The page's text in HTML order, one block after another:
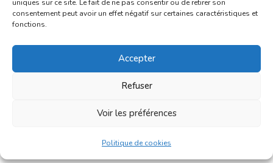
uniques sur ce site. Le fait de ne pas consentir ou de retirer son
consentement peut avoir un effet négatif sur certaines caractéristiques et
fonctions.
Accepter
Refuser
Voir les préférences
Politique de cookies
du 11 au 14 septembre :
République)
Le 14 septembre :pharmacie
Charignon-Dumas (La Fouillade)
du 14 au 18 septembre :